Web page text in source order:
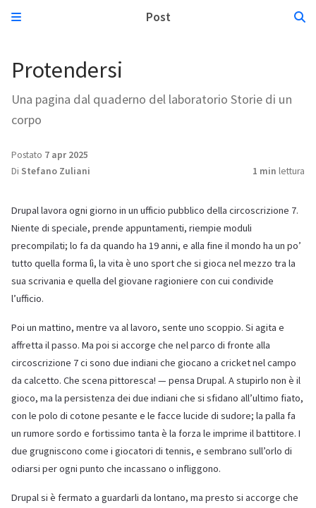
Post
Protendersi
Una pagina dal quaderno del laboratorio Storie di un
corpo
Postato 7 apr 2025
Di Stefano Zuliani 1 min lettura
Drupal lavora ogni giorno in un ufficio pubblico della circoscrizione 7.
Niente di speciale, prende appuntamenti, riempie moduli
precompilati; lo fa da quando ha 19 anni, e alla fine il mondo ha un po’
tutto quella forma lì, la vita è uno sport che si gioca nel mezzo tra la
sua scrivania e quella del giovane ragioniere con cui condivide
l’ufficio.
Poi un mattino, mentre va al lavoro, sente uno scoppio. Si agita e
affretta il passo. Ma poi si accorge che nel parco di fronte alla
circoscrizione 7 ci sono due indiani che giocano a cricket nel campo
da calcetto. Che scena pittoresca! — pensa Drupal. A stupirlo non è il
gioco, ma la persistenza dei due indiani che si sfidano all’ultimo fiato,
con le polo di cotone pesante e le facce lucide di sudore; la palla fa
un rumore sordo e fortissimo tanta è la forza le imprime il battitore. I
due grugniscono come i giocatori di tennis, e sembrano sull’orlo di
odiarsi per ogni punto che incassano o infliggono.
Drupal si è fermato a guardarli da lontano, ma presto si accorge che